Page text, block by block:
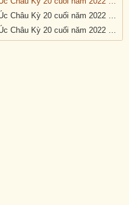
Day 4: Khóa Tu Học Phật Pháp Úc Châu Kỳ 20 cuối năm 2022 tại Thiền Lâm Pháp Bảo, NSW, Australia
Day 5: Khóa Tu Học Phật Pháp Úc Châu Kỳ 20 cuối năm 2022 tại Thiền Lâm Pháp Bảo, NSW, Australia